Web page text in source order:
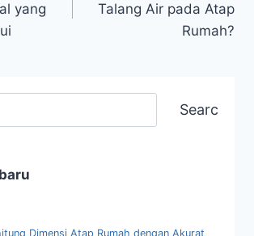
yang
Talang Air pada Atap
Rumah?
Search
Dimensi Atap Rumah dengan Akurat